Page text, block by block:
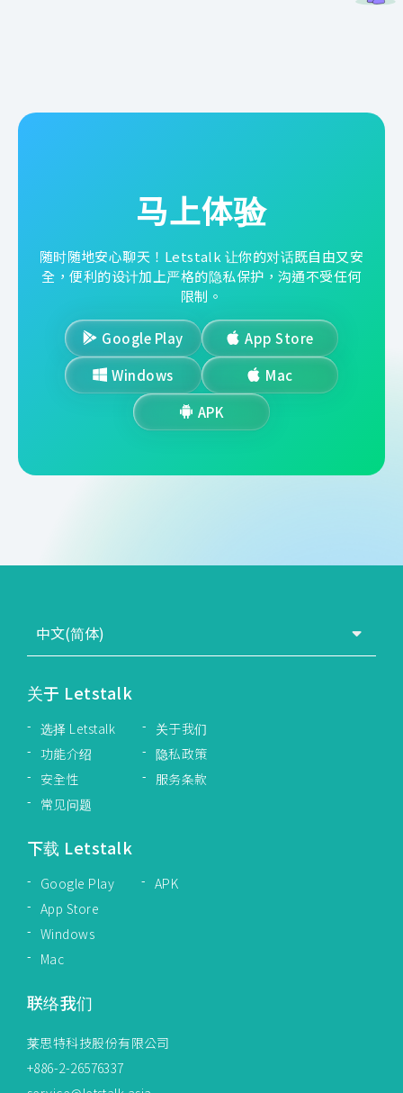
马上体验
随时随地安心聊天！Letstalk 让你的对话既自由又安
全，便利的设计加上严格的隐私保护，沟通不受任何
限制。
Google Play
App Store
Windows
Mac
APK
关于 Letstalk
选择 Letstalk
功能介绍
安全性
常见问题
关于我们
隐私政策
服务条款
下载 Letstalk
Google Play
App Store
Windows
Mac
APK
联络我们
莱思特科技股份有限公司
+886-2-26576337